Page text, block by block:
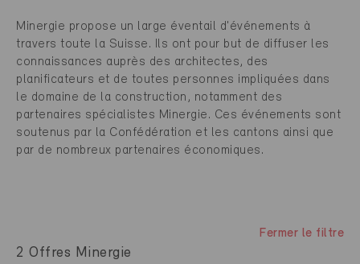
Minergie propose un large éventail d'événements à
travers toute la Suisse. Ils ont pour but de diffuser les
connaissances auprès des architectes, des
planificateurs et de toutes personnes impliquées dans
le domaine de la construction, notamment des
partenaires spécialistes Minergie. Ces événements sont
soutenus par la Confédération et les cantons ainsi que
par de nombreux partenaires économiques.
Fermer le filtre
2 Offres Minergie